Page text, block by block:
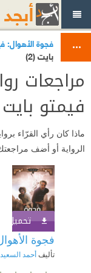
فجوة الأهوال:
بايت (2)
مراجعات
فيمتو بايت
الرواية أو أضف
تحميل
فجوة
تأليفأحمد